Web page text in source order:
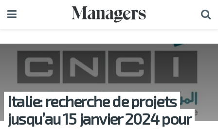
Italie: recherche de projets
jusqu’au 15 janvier 2024 pour